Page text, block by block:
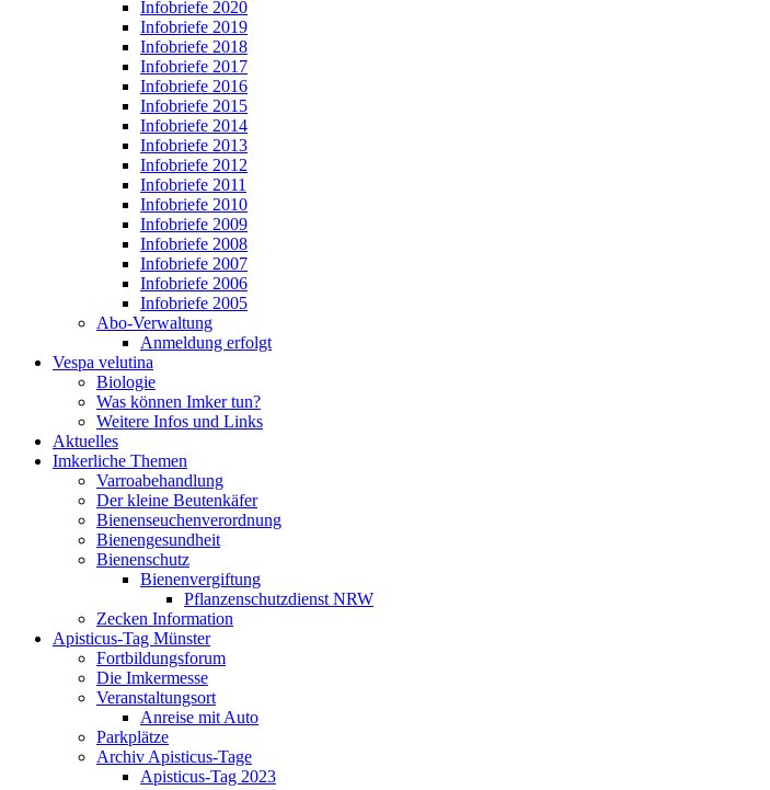
Infobriefe 2020
Infobriefe 2019
Infobriefe 2018
Infobriefe 2017
Infobriefe 2016
Infobriefe 2015
Infobriefe 2014
Infobriefe 2013
Infobriefe 2012
Infobriefe 2011
Infobriefe 2010
Infobriefe 2009
Infobriefe 2008
Infobriefe 2007
Infobriefe 2006
Infobriefe 2005
Abo-Verwaltung
Anmeldung erfolgt
Vespa velutina
Biologie
Was können Imker tun?
Weitere Infos und Links
Aktuelles
Imkerliche Themen
Varroabehandlung
Der kleine Beutenkäfer
Bienenseuchenverordnung
Bienengesundheit
Bienenschutz
Bienenvergiftung
Pflanzenschutzdienst NRW
Zecken Information
Apisticus-Tag Münster
Fortbildungsforum
Die Imkermesse
Veranstaltungsort
Anreise mit Auto
Parkplätze
Archiv Apisticus-Tage
Apisticus-Tag 2023